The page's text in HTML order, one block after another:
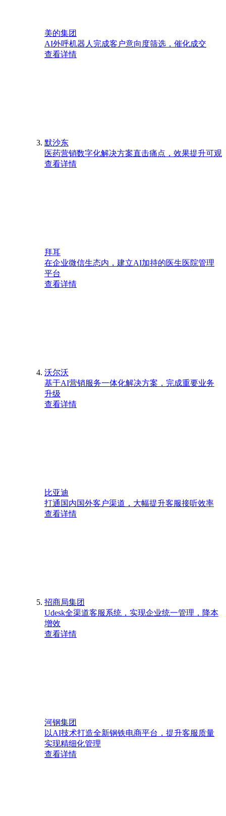
美的集团
AI外呼机器人完成客户意向度筛选，催化成交
查看详情
默沙东
医药营销数字化解决方案直击痛点，效果提升可观
查看详情
拜耳
在企业微信生态内，建立AI加持的医生医院管理
平台
查看详情
沃尔沃
基于AI营销服务一体化解决方案，完成重要业务
升级
查看详情
比亚迪
打通国内国外客户渠道，大幅提升客服接听效率
查看详情
招商局集团
Udesk全渠道客服系统，实现企业统一管理，降本
增效
查看详情
河钢集团
以AI技术打造全新钢铁电商平台，提升客服质量
实现精细化管理
查看详情